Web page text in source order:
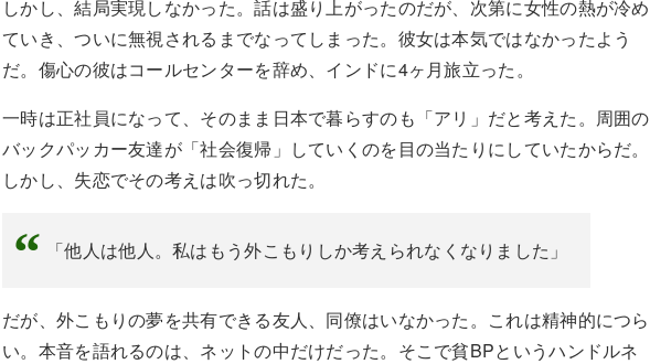
しかし、結局実現しなかった。話は盛り上がったのだが、次第に女性の熱が冷め
ていき、ついに無視されるまでなってしまった。彼女は本気ではなかったよう
だ。傷心の彼はコールセンターを辞め、インドに4ヶ月旅立った。
一時は正社員になって、そのまま日本で暮らすのも「アリ」だと考えた。周囲の
バックパッカー友達が「社会復帰」していくのを目の当たりにしていたからだ。
しかし、失恋でその考えは吹っ切れた。
「他人は他人。私はもう外こもりしか考えられなくなりました」
だが、外こもりの夢を共有できる友人、同僚はいなかった。これは精神的につら
い。本音を語れるのは、ネットの中だけだった。そこで貧BPというハンドルネ